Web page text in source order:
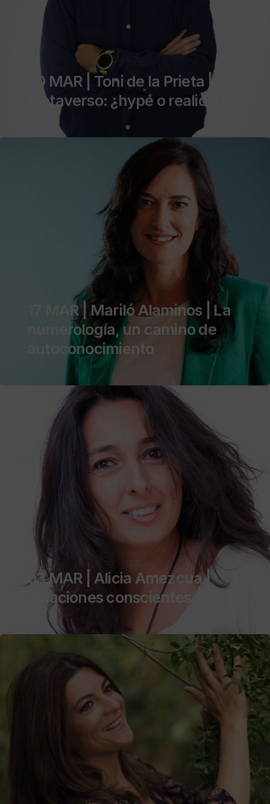
30 MAR | Toni de la Prieta |
Metaverso: ¿hype o realidad?
17 MAR | Mariló Alaminos | La
numerología, un camino de
autoconocimiento
03 MAR | Alicia Amezcua |
Relaciones conscientes